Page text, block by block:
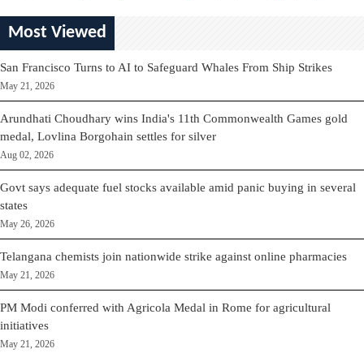
Most Viewed
San Francisco Turns to AI to Safeguard Whales From Ship Strikes
May 21, 2026
Arundhati Choudhary wins India's 11th Commonwealth Games gold
medal, Lovlina Borgohain settles for silver
Aug 02, 2026
Govt says adequate fuel stocks available amid panic buying in several
states
May 26, 2026
Telangana chemists join nationwide strike against online pharmacies
May 21, 2026
PM Modi conferred with Agricola Medal in Rome for agricultural
initiatives
May 21, 2026